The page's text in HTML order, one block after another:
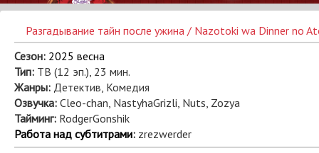
Разгадывание тайн после ужина / Nazotoki wa Dinner no
Сезон: 2025 весна
Тип: ТВ (12 эп.), 23 мин.
Жанры: Детектив, Комедия
Озвучка: Cleo-chan, NastyhaGrizli, Nuts, Zozya
Тайминг: RodgerGonshik
Работа над субтитрами: zrezwerder